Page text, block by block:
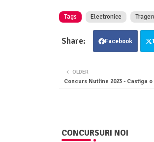
Tags Electronice
Facebook
OLDER
Concurs Nutline 2023 - Castiga
CONCURSURI NOI